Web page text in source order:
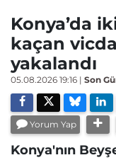
Konya’da
kaçan
yakalandı
05.08.2026 19:16 | Son
Yorum Yap
Konya'nın